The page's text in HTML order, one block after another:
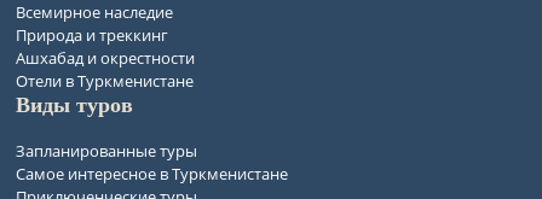
Всемирное наследие
Природа и треккинг
Ашхабад и окрестности
Отели в Туркменистане
Виды туров
Запланированные туры
Самое интересное в Туркменистане